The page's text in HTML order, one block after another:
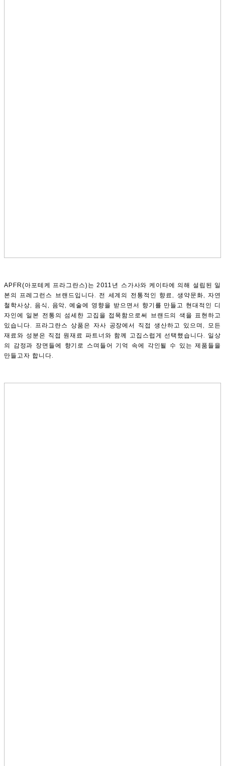
APFR(아포테케 프라그란스)는 2011년 스가사와 케이타에 의해 설립된 일
본의 프레그런스 브랜드입니다. 전 세계의 전통적인 향료, 생약문화, 자연
철학사상, 음식, 음악, 예술에 영향을 받으면서 향기를 만들고 현대적인 디
자인에 일본 전통의 섬세한 고집을 접목함으로써 브랜드의 색을 표현하고
있습니다. 프라그란스 상품은 자사 공장에서 직접 생산하고 있으며, 모든
재료와 성분은 직접 원재료 파트너와 함께 고집스럽게 선택했습니다. 일상
의 감정과 장면들에 향기로 스며들어 기억 속에 각인될 수 있는 제품들을
만들고자 합니다.